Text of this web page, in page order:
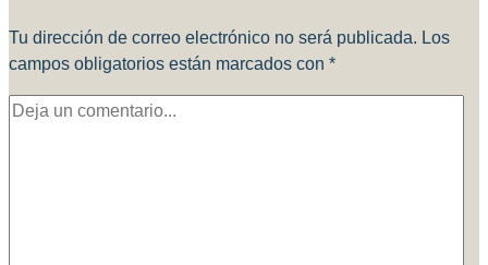
Tu dirección de correo electrónico no será publicada. Los
campos obligatorios están marcados con *